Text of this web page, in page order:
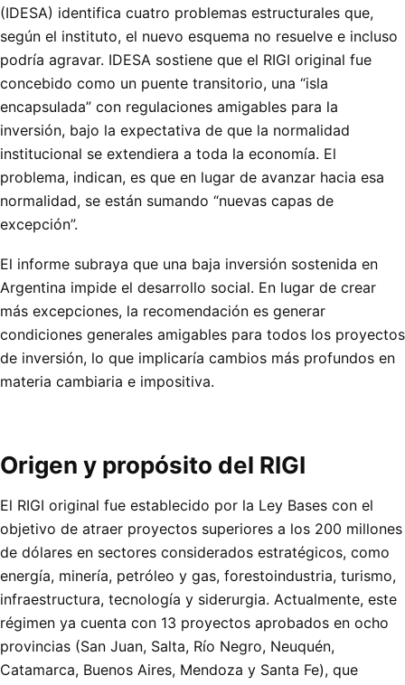
(IDESA) identifica cuatro problemas estructurales que,
según el instituto, el nuevo esquema no resuelve e incluso
podría agravar. IDESA sostiene que el RIGI original fue
concebido como un puente transitorio, una “isla
encapsulada” con regulaciones amigables para la
inversión, bajo la expectativa de que la normalidad
institucional se extendiera a toda la economía. El
problema, indican, es que en lugar de avanzar hacia esa
normalidad, se están sumando “nuevas capas de
excepción”.
El informe subraya que una baja inversión sostenida en
Argentina impide el desarrollo social. En lugar de crear
más excepciones, la recomendación es generar
condiciones generales amigables para todos los proyectos
de inversión, lo que implicaría cambios más profundos en
materia cambiaria e impositiva.
Origen y propósito del RIGI
El RIGI original fue establecido por la Ley Bases con el
objetivo de atraer proyectos superiores a los 200 millones
de dólares en sectores considerados estratégicos, como
energía, minería, petróleo y gas, forestoindustria, turismo,
infraestructura, tecnología y siderurgia. Actualmente, este
régimen ya cuenta con 13 proyectos aprobados en ocho
provincias (San Juan, Salta, Río Negro, Neuquén,
Catamarca, Buenos Aires, Mendoza y Santa Fe), que